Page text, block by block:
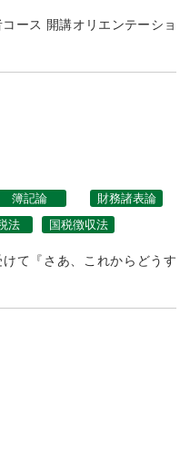
ース 開講オリエンテーショ
簿記論
財務諸表論
法 国税徴収法
て『さあ、これからどうす